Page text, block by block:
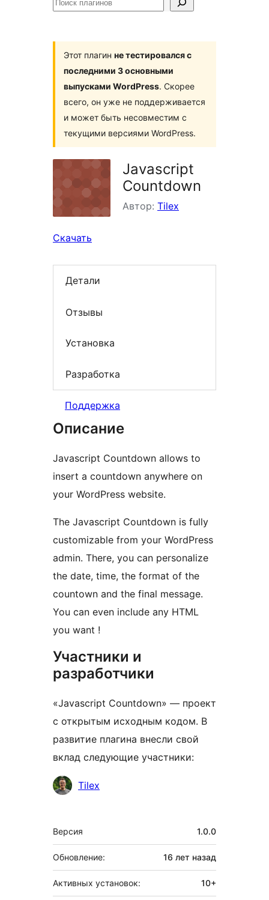
Этот плагин не тестировался с
последними 3 основными
выпусками WordPress. Скорее
всего, он уже не поддерживается
и может быть несовместим с
текущими версиями WordPress.
Javascript
Countdown
Автор: Tilex
Скачать
Детали
Отзывы
Установка
Разработка
Поддержка
Описание
Javascript Countdown allows to
insert a countdown anywhere on
your WordPress website.
The Javascript Countdown is fully
customizable from your WordPress
admin. There, you can personalize
the date, time, the format of the
countown and the final message.
You can even include any HTML
you want !
Участники и
разработчики
«Javascript Countdown» — проект
с открытым исходным кодом. В
развитие плагина внесли свой
вклад следующие участники:
Участники
Tilex
Мета
Версия 1.0.0
Обновление: 16 лет назад
Активных установок: 10+